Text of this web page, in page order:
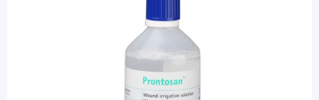
Prontosan Wundspüllösung -
Spritzflasche / 350 ml
PZN: 02850062 / Diashop.de Kat.-Nr. 110607
Lieferzeit 3-7 Werktage